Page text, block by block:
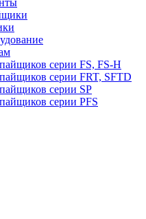
серии FS, FS-H
серии FRT, SFTD
серии SP
серии PFS